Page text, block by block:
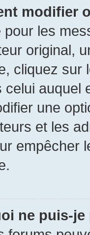
modifier
pour les
original,
cliquez sur
celui auquel
une
et les
empêcher
ne puis-